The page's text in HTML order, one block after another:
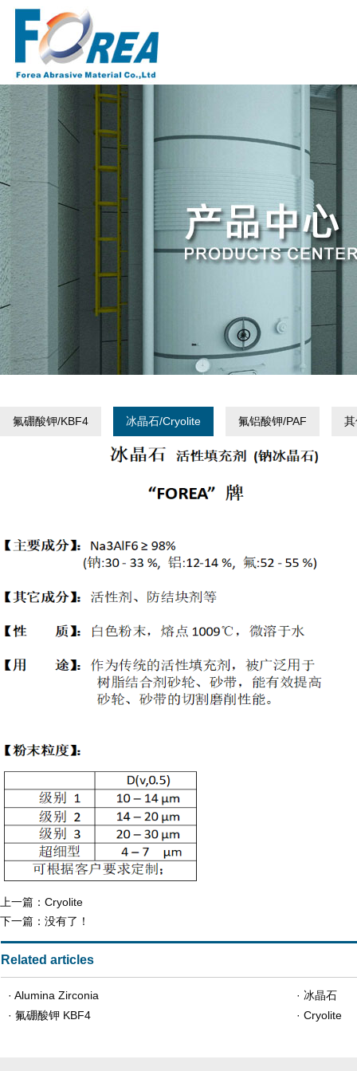
氟硼酸钾/KBF4 冰晶石/Cryolite 氟铝酸钾/PAF
上一篇： Cryolite
下一篇：没有了！
Related articles
· Alumina Zirconia · 冰晶石
· 氟硼酸钾 KBF4 · Cryolite